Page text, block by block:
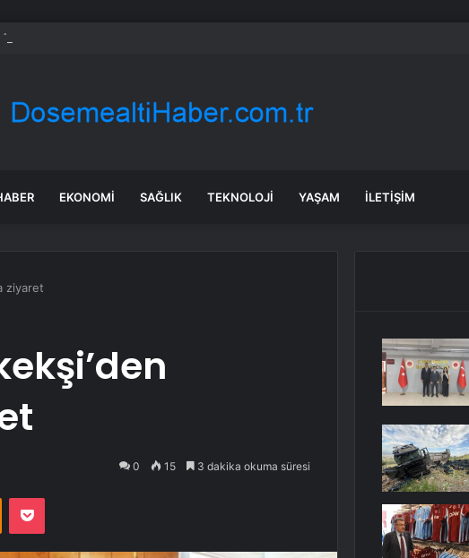
Kazası: 2 Ölü, 2 Yaralı
EKONOMI SAĞLIK TEKNOLOJI YAŞAM İLETIŞIM
ziyaret
0 15 3 dakika okuma süresi
Odnoklassniki
Pocket